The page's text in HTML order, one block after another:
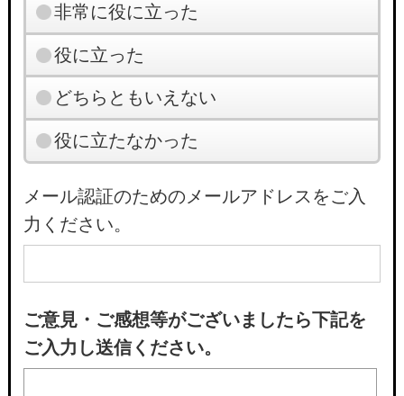
非常に役に立った
役に立った
どちらともいえない
役に立たなかった
メール認証のためのメールアドレスをご入
力ください。
ご意見・ご感想等がございましたら下記を
ご入力し送信ください。